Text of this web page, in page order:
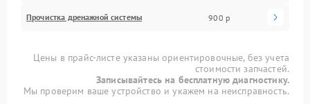
Прочистка дренажной системы 900 р
Цены в прайс-листе указаны ориентировочные, без учета
стоимости запчастей.
Записывайтесь на бесплатную диагностику.
Мы проверим ваше устройство и укажем на неисправность.